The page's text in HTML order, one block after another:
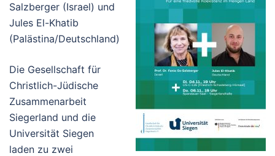
Salzberger (Israel) und
Jules El-Khatib
(Palästina/Deutschland)
Die Gesellschaft für
Christlich-Jüdische
Zusammenarbeit
Siegerland und die
Universität Siegen
laden zu zwei